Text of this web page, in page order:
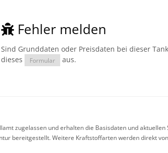
Fehler melden
Sind Grunddaten oder Preisdaten bei dieser
dieses
Formular aus.
zugelassen und erhalten die Basisdaten und aktuellen
bereitgestellt. Weitere Kraftstoffarten werden direkt